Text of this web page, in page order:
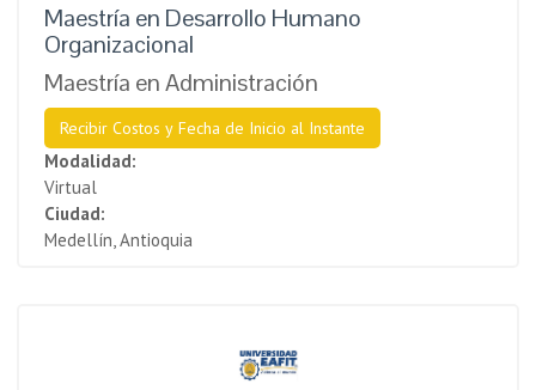
Maestría en Desarrollo Humano
Organizacional
Maestría en Administración
Recibir Costos y Fecha de Inicio al Instante
Modalidad:
Virtual
Ciudad:
Medellín, Antioquia